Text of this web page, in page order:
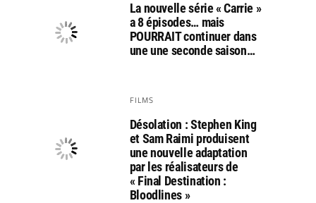
La nouvelle série « Carrie »
a 8 épisodes… mais
POURRAIT continuer dans
une une seconde saison…
FILMS
Désolation : Stephen King
et Sam Raimi produisent
une nouvelle adaptation
par les réalisateurs de
« Final Destination :
Bloodlines »